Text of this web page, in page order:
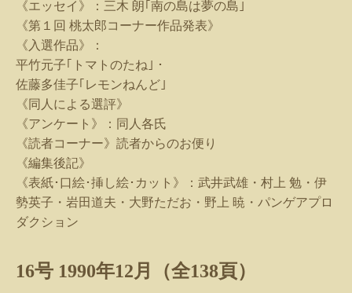
《エッセイ》：三木 朗｢南の島は夢の島｣
《第１回 桃太郎コーナー作品発表》
《入選作品》：
平竹元子｢トマトのたね｣・
佐藤多佳子｢レモンねんど｣
《同人による選評》
《アンケート》：同人各氏
《読者コーナー》読者からのお便り
《編集後記》
《表紙･口絵･挿し絵･カット》：武井武雄・村上 勉・伊
勢英子・岩田道夫・大野ただお・野上 暁・パンゲアプロ
ダクション
16号 1990年12月（全138 頁）